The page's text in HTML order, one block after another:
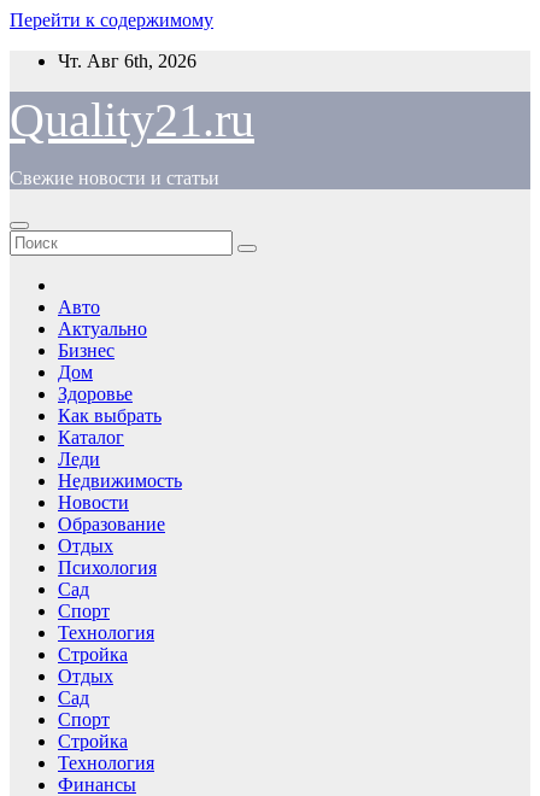
Перейти к содержимому
Чт. Авг 6th, 2026
Quality21.ru
Свежие новости и статьи
Авто
Актуально
Бизнес
Дом
Здоровье
Как выбрать
Каталог
Леди
Недвижимость
Новости
Образование
Отдых
Психология
Сад
Спорт
Технология
Стройка
Отдых
Сад
Спорт
Стройка
Технология
Финансы